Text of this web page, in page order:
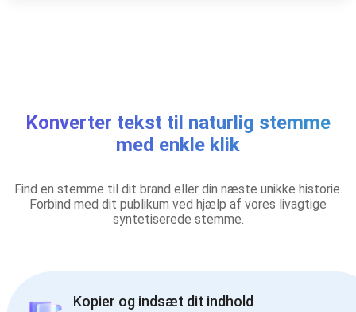
Konverter tekst til naturlig stemme
med enkle klik
Find en stemme til dit brand eller din næste unikke historie.
Forbind med dit publikum ved hjælp af vores livagtige
syntetiserede stemme.
Kopier og indsæt dit indhold